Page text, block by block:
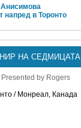
напред в Торонто
НА СЕДМИЦАТА
by Rogers
/ Монреал, Канада